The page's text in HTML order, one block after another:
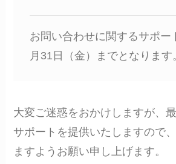
お問い合わせに関するサポー
月31日（金）までとなります
大変ご迷惑をおかけしますが、
サポートを提供いたしますので
ますようお願い申し上げます。